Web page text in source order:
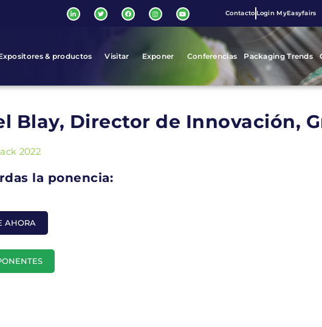
Contacto Login MyEasyfairs
& productos Visitar Exponer Conferencias Packaging Trends
Blay, Director de Innovación,
2022
la ponencia:
AHORA